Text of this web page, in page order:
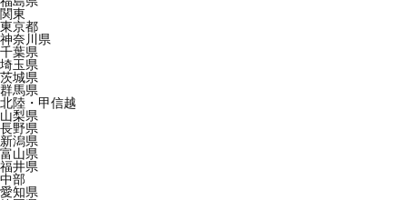
関東
東京都
神奈川県
千葉県
埼玉県
茨城県
群馬県
北陸・甲信越
山梨県
長野県
新潟県
富山県
福井県
中部
愛知県